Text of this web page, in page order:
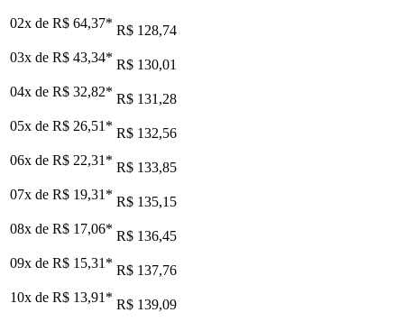
02x de R$ 64,37* R$ 128,74
03x de R$ 43,34* R$ 130,01
04x de R$ 32,82* R$ 131,28
05x de R$ 26,51 * R$ 132,56
06x de R$ 22,31 * R$ 133,85
07x de R$ 19,31 * R$ 135,15
08x de R$ 17,06* R$ 136,45
09x de R$ 15,31 * R$ 137,76
10x de R$ 13,91 * R$ 139,09